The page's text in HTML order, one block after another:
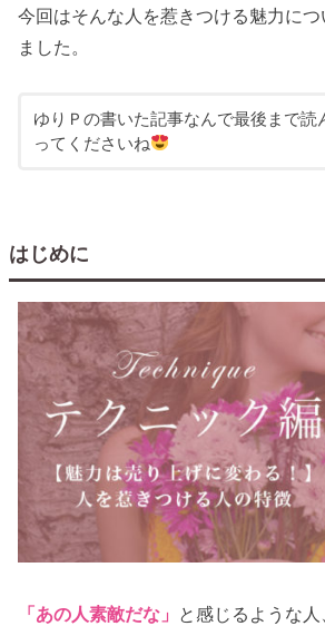
今回はそんな人を惹きつける魅力に
ました。
ゆりＰの書いた記事なんで最後まで読
ってくださいね
はじめに
「あの人素敵だな」 と感じるような人